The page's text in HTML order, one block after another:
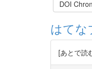
DOI
はてな
[あとで読